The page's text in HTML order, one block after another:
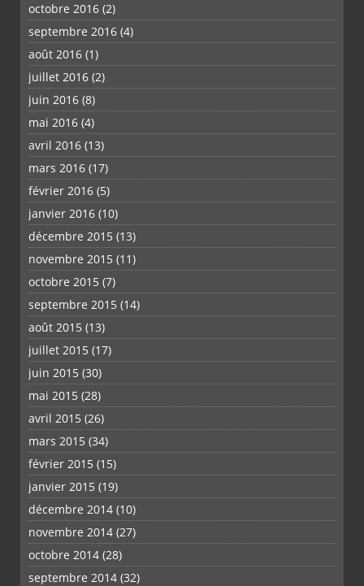
octobre 2016 (2)
septembre 2016 (4)
août 2016 (1)
juillet 2016 (2)
juin 2016 (8)
mai 2016 (4)
avril 2016 (13)
mars 2016 (17)
février 2016 (5)
janvier 2016 (10)
décembre 2015 (13)
novembre 2015 (11)
octobre 2015 (7)
septembre 2015 (14)
août 2015 (13)
juillet 2015 (17)
juin 2015 (30)
mai 2015 (28)
avril 2015 (26)
mars 2015 (34)
février 2015 (15)
janvier 2015 (19)
décembre 2014 (10)
novembre 2014 (27)
octobre 2014 (28)
septembre 2014 (32)